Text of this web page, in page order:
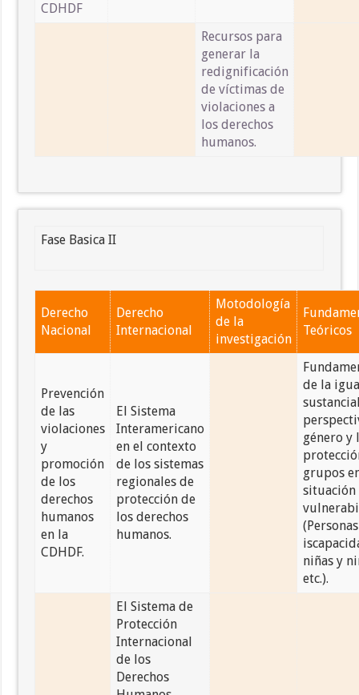
CDHDF
Recursos para
generar la
redignificación
de víctimas de
violaciones a
los derechos
humanos.
Fase Basica II
Derecho
Nacional
Derecho
Internacional
Motodología
de la
investigación
Teóricos
Prevención
de las
violaciones
y
promoción
de los
derechos
humanos
en la
CDHDF.
El Sistema
Interamericano
en el contexto
de los sistemas
regionales de
protección de
los derechos
humanos.
de la
género y
grupos
situación
niñas y
etc.).
El Sistema de
Protección
Internacional
de los
Derechos